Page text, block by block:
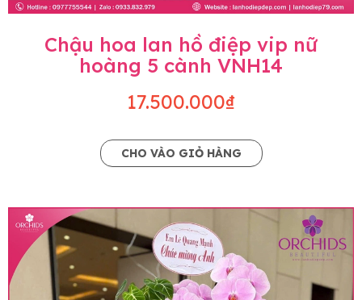
Chậu hoa lan hồ điệp vip nữ
hoàng 5 cành VNH14
17.500.000₫
CHO VÀO GIỎ HÀNG